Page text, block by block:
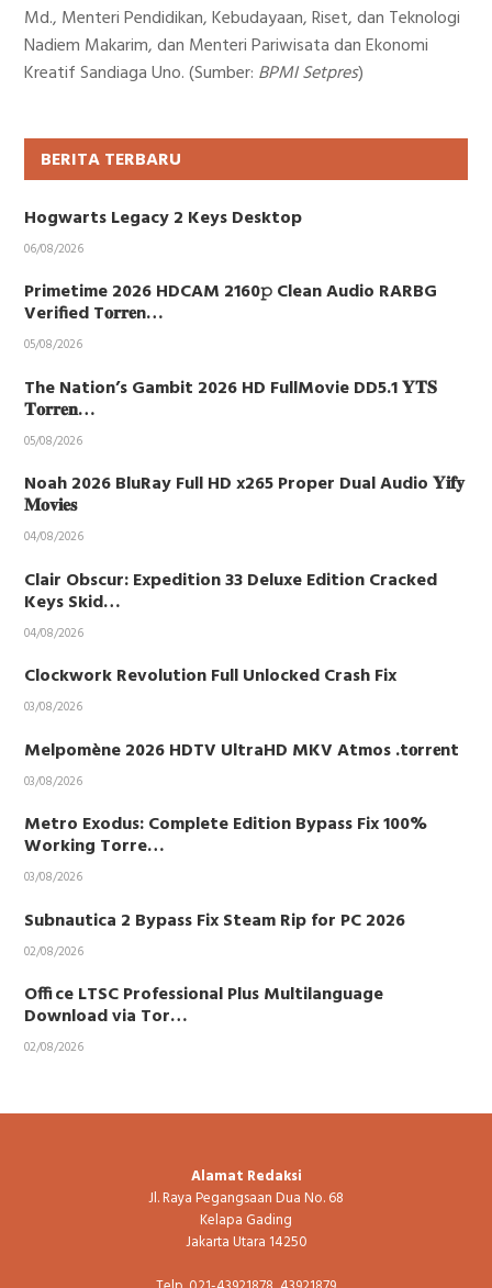
Md., Menteri Pendidikan, Kebudayaan, Riset, dan Teknologi
Nadiem Makarim, dan Menteri Pariwisata dan Ekonomi
Kreatif Sandiaga Uno. (Sumber: BPMI Setpres)
BERITA TERBARU
Hogwarts Legacy 2 Keys Desktop
06/08/2026
Primetime 2026 HDCAM 2160𝚙 Clean Audio RARBG
Verified T𝐨𝐫𝐫𝐞n…
05/08/2026
The Nation’s Gambit 2026 HD FullMovie DD5.1 𝐘𝐓𝐒
𝐓𝐨𝐫𝐫𝐞𝐧…
05/08/2026
Noah 2026 BluRay Full HD x265 Proper Dual Audio 𝐘𝐢𝐟𝐲
𝐌𝐨𝐯𝐢𝐞𝐬
04/08/2026
Clair Obscur: Expedition 33 Deluxe Edition Cracked
Keys Skid…
04/08/2026
Clockwork Revolution Full Unlocked Crash Fix
03/08/2026
Melpomène 2026 HDTV UltraHD MKV Atmos .t𝐨rr𝐞nt
03/08/2026
Metro Exodus: Complete Edition Bypass Fix 100%
Working Torre…
03/08/2026
Subnautica 2 Bypass Fix Steam Rip for PC 2026
02/08/2026
Office LTSC Professional Plus Multilanguage
Download via Tor…
02/08/2026
Alamat Redaksi
Jl. Raya Pegangsaan Dua No. 68
Kelapa Gading
Jakarta Utara 14250